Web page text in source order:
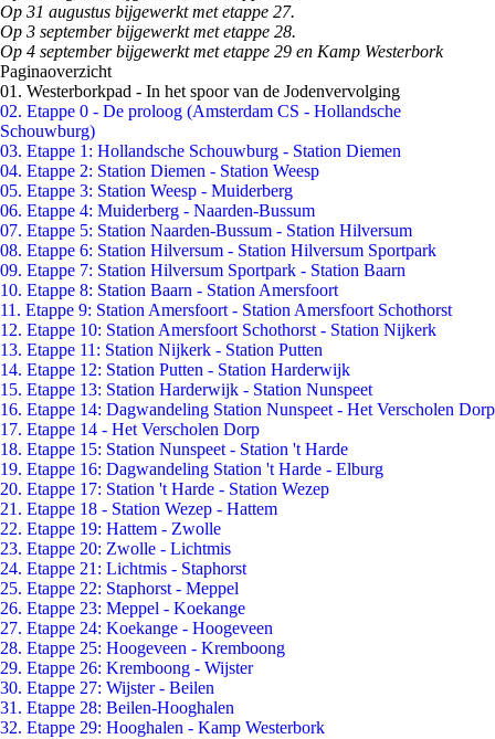
Op 31 augustus bijgewerkt met etappe 27.
Op 3 september bijgewerkt met etappe 28.
Op 4 september bijgewerkt met etappe 29 en Kamp Westerbork
Paginaoverzicht
01. Westerborkpad - In het spoor van de Jodenvervolging
02. Etappe 0 - De proloog (Amsterdam CS - Hollandsche
Schouwburg)
03. Etappe 1: Hollandsche Schouwburg - Station Diemen
04. Etappe 2: Station Diemen - Station Weesp
05. Etappe 3: Station Weesp - Muiderberg
06. Etappe 4: Muiderberg - Naarden-Bussum
07. Etappe 5: Station Naarden-Bussum - Station Hilversum
08. Etappe 6: Station Hilversum - Station Hilversum Sportpark
09. Etappe 7: Station Hilversum Sportpark - Station Baarn
10. Etappe 8: Station Baarn - Station Amersfoort
11. Etappe 9: Station Amersfoort - Station Amersfoort Schothorst
12. Etappe 10: Station Amersfoort Schothorst - Station Nijkerk
13. Etappe 11: Station Nijkerk - Station Putten
14. Etappe 12: Station Putten - Station Harderwijk
15. Etappe 13: Station Harderwijk - Station Nunspeet
16. Etappe 14: Dagwandeling Station Nunspeet - Het Verscholen Dorp
17. Etappe 14 - Het Verscholen Dorp
18. Etappe 15: Station Nunspeet - Station 't Harde
19. Etappe 16: Dagwandeling Station 't Harde - Elburg
20. Etappe 17: Station 't Harde - Station Wezep
21. Etappe 18 - Station Wezep - Hattem
22. Etappe 19: Hattem - Zwolle
23. Etappe 20: Zwolle - Lichtmis
24. Etappe 21: Lichtmis - Staphorst
25. Etappe 22: Staphorst - Meppel
26. Etappe 23: Meppel - Koekange
27. Etappe 24: Koekange - Hoogeveen
28. Etappe 25: Hoogeveen - Kremboong
29. Etappe 26: Kremboong - Wijster
30. Etappe 27: Wijster - Beilen
31. Etappe 28: Beilen-Hooghalen
32. Etappe 29: Hooghalen - Kamp Westerbork